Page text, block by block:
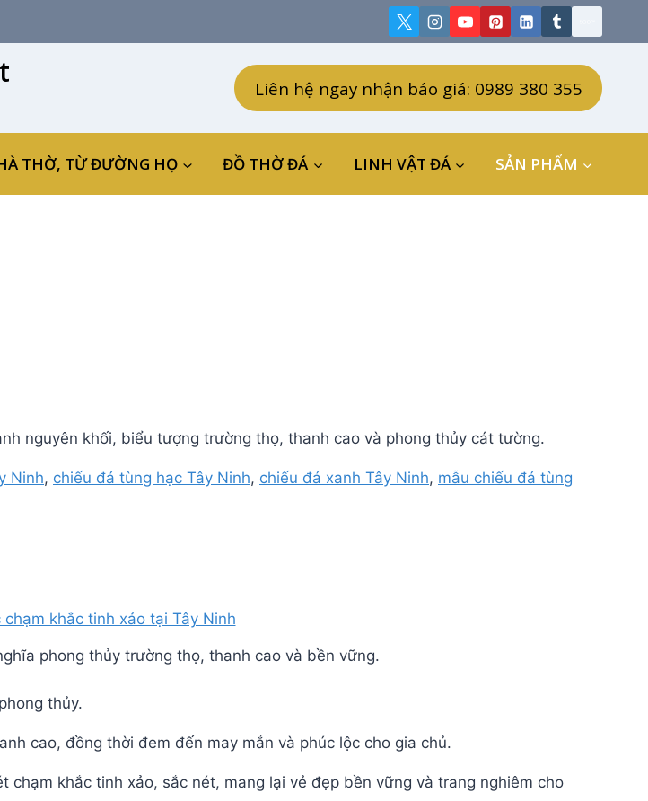
Liên hệ ngay nhận báo giá: 0989 380 355
THỜ, TỪ ĐƯỜNG HỌ ĐỒ THỜ ĐÁ LINH VẬT ĐÁ SẢN PHẨM
nguyên khối, biểu tượng trường thọ, thanh cao và phong thủy cát tường.
Ninh, chiếu đá tùng hạc Tây Ninh, chiếu đá xanh Tây Ninh, mẫu chiếu đá tùng
phong thủy trường thọ, thanh cao và bền vững.
thủy.
cao, đồng thời đem đến may mắn và phúc lộc cho gia chủ.
khắc tinh xảo, sắc nét, mang lại vẻ đẹp bền vững và trang nghiêm cho